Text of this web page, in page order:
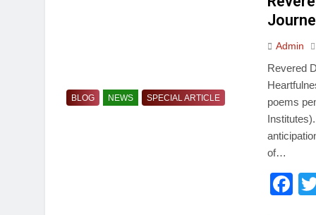
3 Years Ago
4 Days Ago
पेपर लीक पर गैर-
5 Days Ago
कॉकरोच आंदोलन:
5 Days Ago
BLOG NEWS SPECIAL ARTICLE
Admin
Revered
poems
of…